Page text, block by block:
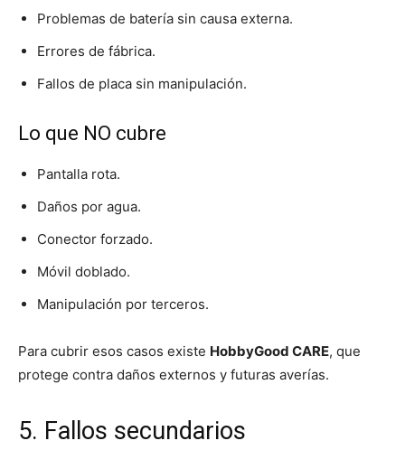
Problemas de batería sin causa externa.
Errores de fábrica.
Fallos de placa sin manipulación.
Lo que NO cubre
Pantalla rota.
Daños por agua.
Conector forzado.
Móvil doblado.
Manipulación por terceros.
Para cubrir esos casos existe HobbyGood CARE, que
protege contra daños externos y futuras averías.
5. Fallos secundarios